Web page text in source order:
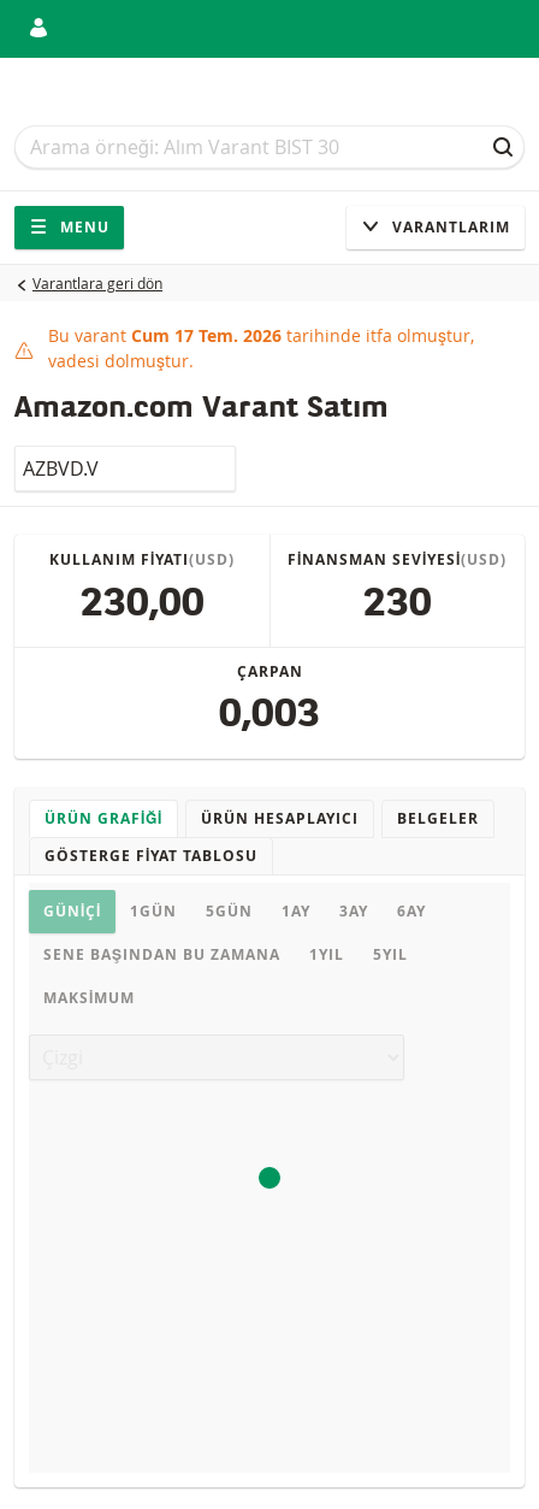
Arama
Arama
Gezinti
Sitede gezinti
MENU VARANTLARIM
Varantlara geri dön
This product has expired
Bu varant Cum 17 Tem. 2026 tarihinde itfa olmuştur,
vadesi dolmuştur.
Amazon.com Varant Satım
LocalCode
KULLANIM FIYATI(USD)
230,00
FINANSMAN SEVIYESI(USD)
230
ÇARPAN
0,003
ÜRÜN GRAFIĞI ÜRÜN HESAPLAYICI
BELGELER
GÖSTERGE FIYAT TABLOSU
Ürün grafiği
GÜNIÇI 1GÜN 5GÜN 1AY 3AY 6AY
SENE BAŞINDAN BU ZAMANA 1YIL 5YIL
MAKSIMUM
Ürün primi doğru hesaplanamayacak kadar düşüktü,
İHRAÇÇI BILGI DOKÜMANI
GÖSTERGE FIYAT TABLOSU